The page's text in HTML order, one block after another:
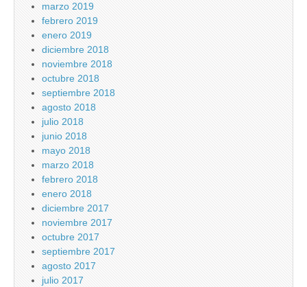
marzo 2019
febrero 2019
enero 2019
diciembre 2018
noviembre 2018
octubre 2018
septiembre 2018
agosto 2018
julio 2018
junio 2018
mayo 2018
marzo 2018
febrero 2018
enero 2018
diciembre 2017
noviembre 2017
octubre 2017
septiembre 2017
agosto 2017
julio 2017